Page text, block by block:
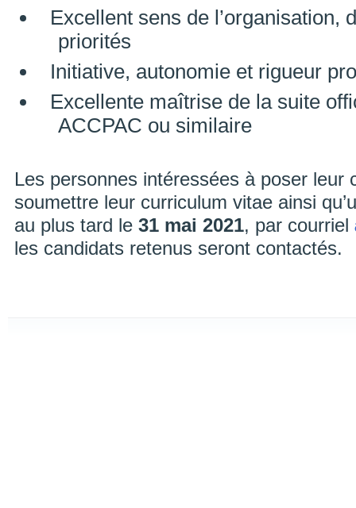
Excellent sens de l’organisation,
priorités
Initiative, autonomie et rigueur
Excellente maîtrise de la suite
ACCPAC ou similaire
Les personnes intéressées à poser leur
soumettre leur curriculum vitae ainsi
au plus tard le 31 mai 2021, par courriel
les candidats retenus seront contactés.